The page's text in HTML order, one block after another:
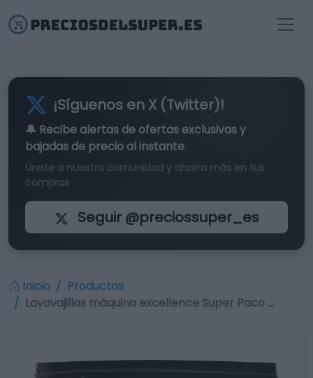
¡Síguenos en X (Twitter)!
🔔 Recibe alertas de ofertas exclusivasy
bajadas de precio al instante
Únete a nuestra comunidad y ahorra más en tus
compras
Seguir @preciossuper_es
Inicio
Productos
Lavavajillas máquina excellence Super Paco …